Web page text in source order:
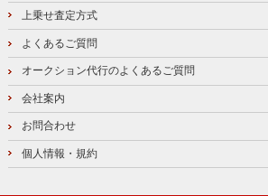
上乗せ査定方式
よくあるご質問
オークション代行のよくあるご質問
会社案内
お問合わせ
個人情報・規約